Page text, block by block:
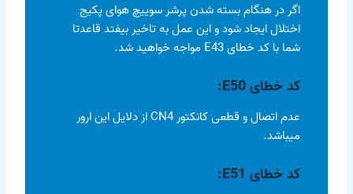
اگر در هنگام بسته شدن پرشر سوییچ هوای پکیج
اختلال ایجاد شود و این عمل به تاخیر بیفتد قاعدتا
شما با کد خطای E43 مواجه خواهید شد.
کد خطای E50 :
عدم اتصال و قطعی کانکتور CN4 از دلایل این ارور
میباشد.
کد خطای E51 :